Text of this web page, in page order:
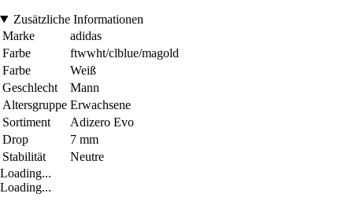
Zusätzliche Informationen
Marke
adidas
Farbe
ftwwht/clblue/magold
Farbe
Weiß
Geschlecht
Mann
Altersgruppe Erwachsene
Sortiment
Adizero Evo
Drop
7 mm
Stabilität
Neutre
Loading...
Loading...